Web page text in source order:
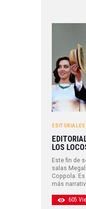
EDITORIALES
LOS
Este fin de
salas
Coppola.
más
605